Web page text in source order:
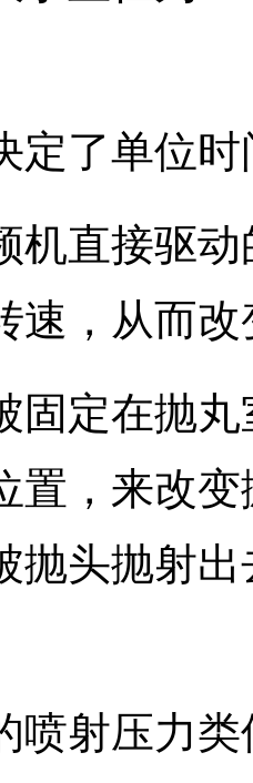
定了单位
机直接驱
速，从而
固定在抛
置，来改
抛头抛射
喷射压力